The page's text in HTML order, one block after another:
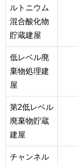
ルトニウム
混合酸化物
貯蔵建屋
低レベル廃
棄物処理建
屋
第2低レベル
廃棄物貯蔵
建屋
チャンネル